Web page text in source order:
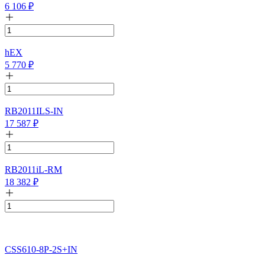
6 106 ₽
hEX
5 770 ₽
RB2011ILS-IN
17 587 ₽
RB2011iL-RM
18 382 ₽
CSS610-8P-2S+IN